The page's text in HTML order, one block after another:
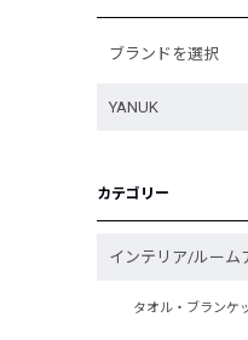
ブランドを選択
YANUK
カテゴリー
インテリア/ルーム
タオル・ブランケ